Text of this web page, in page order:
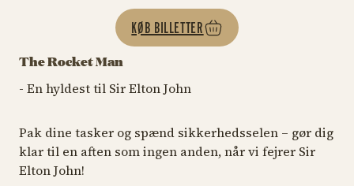
The Rocket Man
- En hyldest til Sir Elton John
Pak dine tasker og spænd sikkerhedsselen – gør dig
klar til en aften som ingen anden, når vi fejrer Sir
Elton John!
KØB BILLETTER